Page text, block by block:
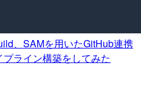
、SAMを用いたGitHub連携
ライン構築をしてみた